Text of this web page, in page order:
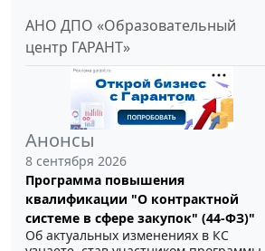
АНО ДПО «Образовательный
центр ГАРАНТ»
Анонсы
8 сентября 2026
Программа повышения
квалификации "О контрактной
системе в сфере закупок" (44-ФЗ)"
Об актуальных изменениях в КС